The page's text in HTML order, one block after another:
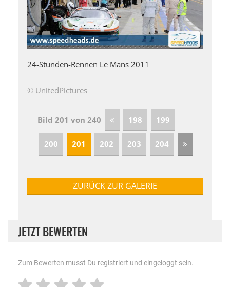
24-Stunden-Rennen Le Mans 2011
© UnitedPictures
Bild 201 von 240 198 199
200 201 202 203 204
ZURÜCK ZUR GALERIE
JETZT BEWERTEN
Zum Bewerten musst Du registriert und eingeloggt sein.